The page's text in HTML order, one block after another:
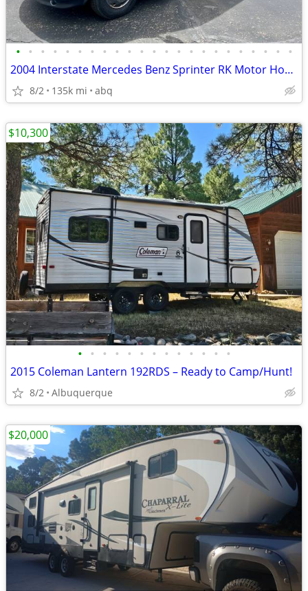
• • • • • • • • • • • • • • • • • • • • • • •
2004 Interstate Mercedes Benz Sprinter RK Motor Home Class B
8/2 135k mi abq
• • • • • • • • • • • • •
2015 Coleman Lantern 192RDS – Ready to Camp/Hunt!
8/2 Albuquerque
$10,300
$20,000